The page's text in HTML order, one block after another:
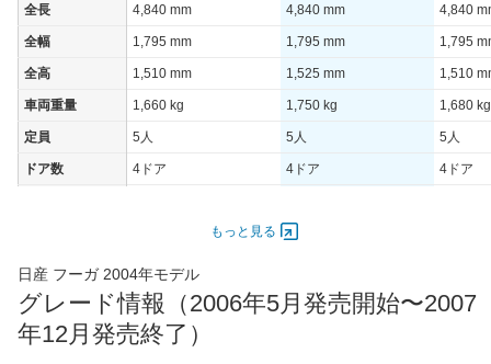
全長 4,840 mm 4,840 mm 4,840
全幅 1,795 mm 1,795 mm 1,795
全高 1,510 mm 1,525 mm 1,510
車両重量 1,660 kg 1,750 kg 1,680 kg
定員 5人 5人 5人
ドア数 4ドア 4ドア 4ドア
最高出力 154.00 [210]/ 6,000
最高トルク 265 [27]/ 4,400 363 [37]/ 4,800 363
過給機 -
もっと見る
日産 フーガ 2004年モデル
グレード情報（2006年5月発売開始〜2007
年12月発売終了）